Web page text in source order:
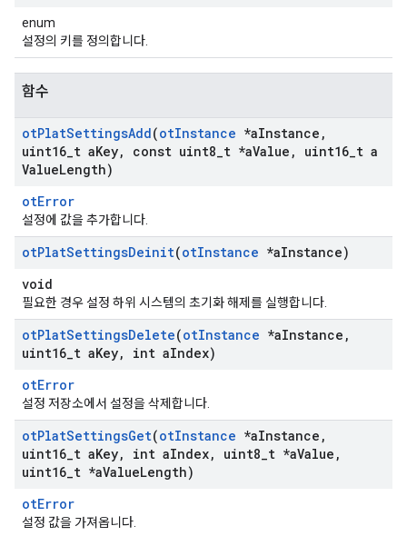
enum
설정의 키를 정의합니다.
함수
otPlatSettingsAdd(otInstance *aInstance ,
uint16 t aKey, const uint8 t *aValue , uint16 t a
ValueLength)
otError
설정에 값을 추가합니다.
otPlatSettingsDeinit(otInstance *aInstance)
void
필요한 경우 설정 하위 시스템의 초기화 해제를 실행합니다.
otPlatSettingsDelete(otInstance *aInstance ,
uint16 t aKey, int aIndex)
otError
설정 저장소에서 설정을 삭제합니다.
otPlatSettingsGet(otInstance *aInstance ,
uint16 t aKey, int aIndex, uint8 t *aValue ,
uint16 t *aValueLength)
otError
설정 값을 가져옵니다.